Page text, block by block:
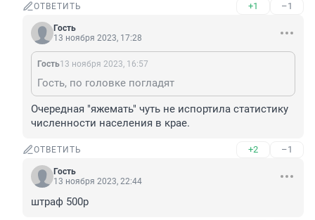
ОТВЕТИТЬ +1 –1
Гость
13 ноября 2023, 17:28
Гость13 ноября 2023, 16:57
Гость, по головке погладят
Очередная "яжемать" чуть не испортила статистику
численности населения в крае.
ОТВЕТИТЬ +2 –1
Гость
13 ноября 2023, 22:44
штраф 500р